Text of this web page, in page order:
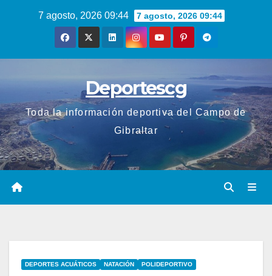
7 agosto, 2026 09:44 7 agosto, 2026 09:44
Deportescg
Toda la información deportiva del Campo de
Gibraltar
DEPORTES ACUÁTICOS NATACIÓN POLIDEPORTIVO